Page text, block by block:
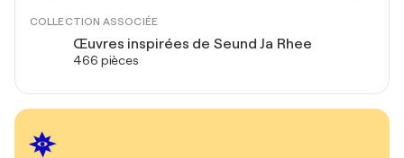
COLLECTION ASSOCIÉE
Œuvres inspirées de Seund Ja Rhee
466 pièces